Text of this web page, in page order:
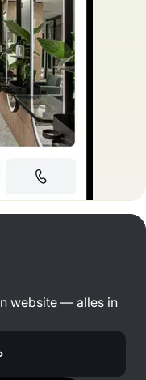
website — alles in